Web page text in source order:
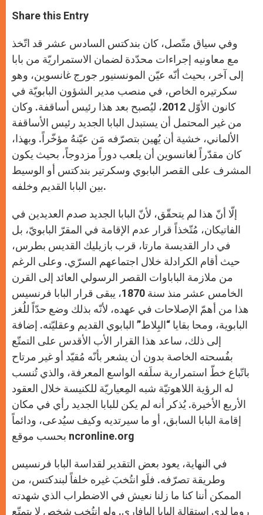
t
s
p
p
s
e
g
e
r
e
b
k
r
Share this Entry
وفي سياق متّصل، كان بندكتس السادس عشر قد اتّخذ
مع معاونيه إجراءات محدّدة لضمان الاستمراريّة من بابا
إلى آخر، بحيث أنّه عيّن المونسنيور جورج غانسوين، وهو
سكرتيره الخاص، في منصب مدير الشؤون البابويّة في
كانون الأوّل 2012، ليُصبح بعد هذا رئيس أساقفة. وكان
من غير المحتمل أن يستبدل البابا الجديد رئيس الأساقفة
الألماني، خشية أن يُهين بتصرّفه مَن عيّنهُ مؤخّراً. وبهذا،
كان مقدّراً لغانسوين أن يلعب دوراً مزدوجاً، بحيث يكون
المشرف على القصر البابوي وسكرتير بندكتس أو الوسيط
بين البابا القديم وخلفه.
إلّا أنّ هذا لم يتحقّق، لأنّ البابا الجديد صدم العديدين في
الفاتيكان، مُتّخذاً قرار عدم الإقامة في المقرّ البابويّ، بل
في دار القديسة مارتا، قرب بازيليك القديس بطرس،
حيث أقام الكرادلة خلال اجتماعهم السرّي. وعلى الرغم
من ملازمة الباباوات القصر الرسولي العائد إلى القرن
الخامس عشر منذ سنة 1870، يبقى قرار البابا فرنسيس
هذا من أهمّ الإصلاحات في عهده، لأنّه بذلك وضع حدّاً للُغز
البابوية، ومحا بقايا “البِلاط” البابوي القديم وعقليّته. إضافة
إلى ذلك، ساعد هذا القرار الأب الأقدس على التمتّع
بفُسحته الخاصة بدون أن يشعر بأنّه مُقيّد أو غير مرتاح
باتّباع خطّ استمرارية سلَفه الواسع المعرفة، والذي تُنسب
له الرؤية اللاهوتيّة شبه المِعياريّة للكنيسة خلال العقود
الأربع الأخيرة. يُذكر أنه لم يكن للبابا الجديد رأي في مكان
إقامة البابا السابق، أو ما سيرتديه وكيف سيُدعى، ودائماً
بحسب موقع ncronline.org
في النهاية، يعود بعض التقدير لقداسة البابا فرنسيس
وطريقة تصرّفه. فلَو انتُخبَ غيره خلفاً لبندكتس، من
الممكن أننا كنا ما زلنا نعيش في الاضطراب الذي شهدته
روما لدى استقالة البابا البافاري. ولو انتُخب شخص لا يتمتّع